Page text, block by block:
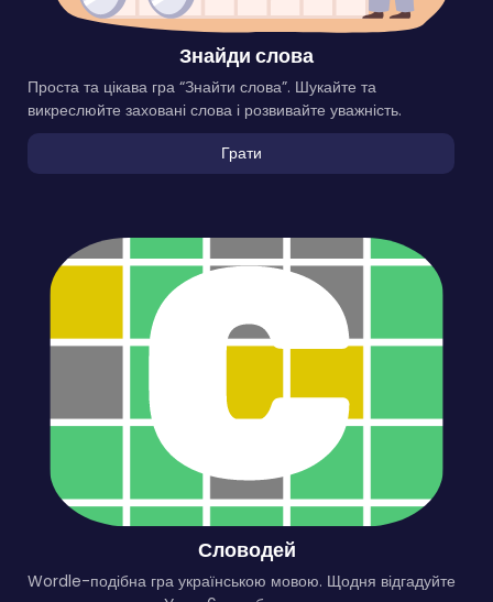
Знайди слова
Проста та цікава гра “Знайти слова”. Шукайте та
викреслюйте заховані слова і розвивайте уважність.
Грати
Словодей
Wordle-подібна гра українською мовою. Щодня відгадуйте